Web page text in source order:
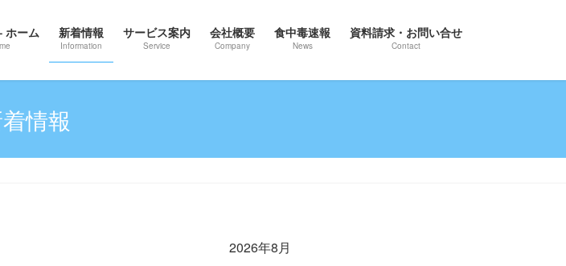
ホーム 新着情報
Information
サービス案内
Service
会社概要
Company
食中毒速報
News
資料請求・お問い合せ
Contact
情報
2026年8月